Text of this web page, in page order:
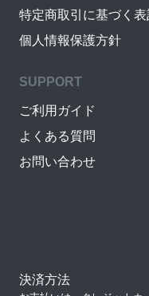
特定商取引に基づく表
個人情報保護方針
SUPPORT
ご利用ガイド
よくある質問
お問い合わせ
決済方法